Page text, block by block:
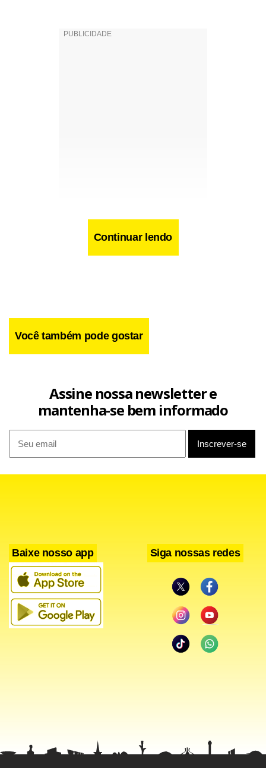
Facebook
WhatsApp
LinkedIn
Twitter
X Telegram
Share
Continuar lendo
Você também pode gostar
Assine nossa newsletter e
mantenha-se bem informado
Baixe nosso app Siga nossas redes